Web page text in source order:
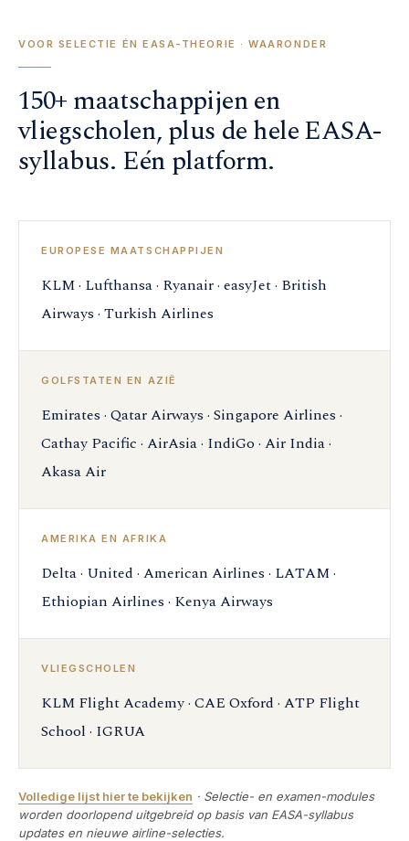
VOOR SELECTIE ÉN EASA-THEORIE · WAARONDER
150+ maatschappijen en
vliegscholen, plus de hele EASA-
syllabus. Eén platform.
EUROPESE MAATSCHAPPIJEN
KLM · Lufthansa · Ryanair · easyJet · British
Airways · Turkish Airlines
GOLFSTATEN EN AZIË
Emirates · Qatar Airways · Singapore Airlines ·
Cathay Pacific · AirAsia · IndiGo · Air India ·
Akasa Air
AMERIKA EN AFRIKA
Delta · United · American Airlines · LATAM ·
Ethiopian Airlines · Kenya Airways
VLIEGSCHOLEN
KLM Flight Academy · CAE Oxford · ATP Flight
School · IGRUA
Volledige lijst hier te bekijken · Selectie- en examen-modules
worden doorlopend uitgebreid op basis van EASA-syllabus
updates en nieuwe airline-selecties.